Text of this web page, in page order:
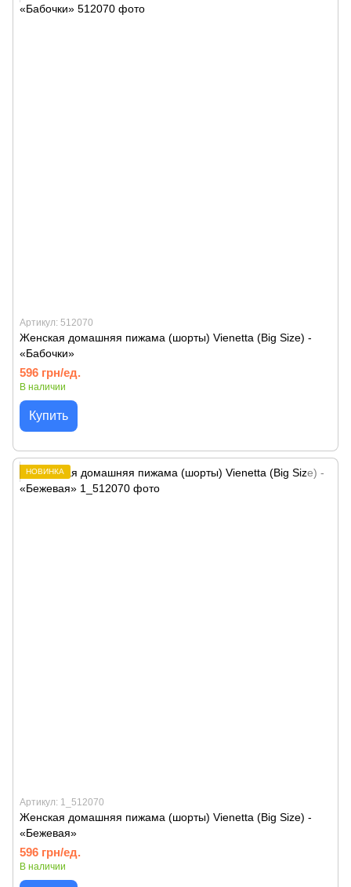
Артикул: 512070
Женская домашняя пижама (шорты) Vienetta (Big Size) -
«Бабочки»
596 грн/ед.
В наличии
Купить
НОВИНКА
Артикул: 1_512070
Женская домашняя пижама (шорты) Vienetta (Big Size) -
«Бежевая»
596 грн/ед.
В наличии